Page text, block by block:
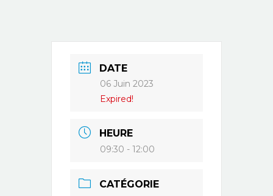
DATE
06 Juin 2023
Expired!
HEURE
09:30 - 12:00
CATÉGORIE